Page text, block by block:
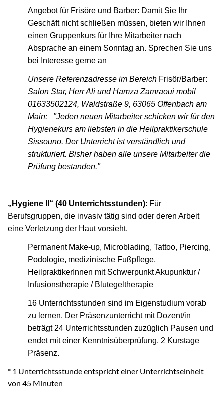
Angebot für Frisöre und Barber: Damit Sie Ihr
Geschäft nicht schließen müssen, bieten wir Ihnen
einen Gruppenkurs für Ihre Mitarbeiter nach
Absprache an einem Sonntag an. Sprechen Sie uns
bei Interesse gerne an
Unsere Referenzadresse im Bereich Frisör/Barber:
Salon Star, Herr Ali und Hamza Zamraoui mobil
01633502124, Waldstraße 9, 63065 Offenbach am
Main: "Jeden neuen Mitarbeiter schicken wir für den
Hygienekurs am liebsten in die Heilpraktikerschule
Sissouno. Der Unterricht ist verständlich und
strukturiert. Bisher haben alle unsere Mitarbeiter die
Prüfung bestanden."
„Hygiene II“ (40 Unterrichtsstunden): Für
Berufsgruppen, die invasiv tätig sind oder deren Arbeit
eine Verletzung der Haut vorsieht.
Permanent Make-up, Microblading, Tattoo, Piercing,
Podologie, medizinische Fußpflege,
HeilpraktikerInnen mit Schwerpunkt Akupunktur /
Infusionstherapie / Blutegeltherapie
16 Unterrichtsstunden sind im Eigenstudium vorab
zu lernen. Der Präsenzunterricht mit Dozent/in
beträgt 24 Unterrichtsstunden zuzüglich Pausen und
endet mit einer Kenntnisüberprüfung. 2 Kurstage
Präsenz.
* 1 Unterrichtsstunde entspricht einer Unterrichtseinheit
von 45 Minuten